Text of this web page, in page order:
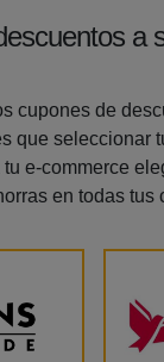
a
cupones de
que seleccionar
e-commerce
en todas tus